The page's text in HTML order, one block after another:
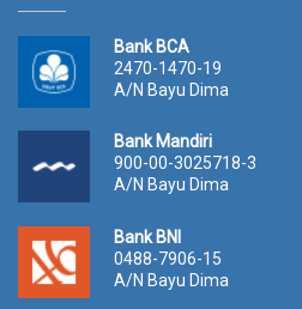
Bank BCA
2470-1470-19
A/N Bayu Dima
Bank Mandiri
900-00-3025718-3
A/N Bayu Dima
Bank BNI
0488-7906-15
A/N Bayu Dima